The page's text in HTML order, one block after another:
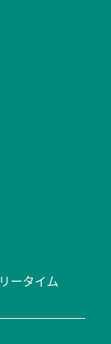
ータイム